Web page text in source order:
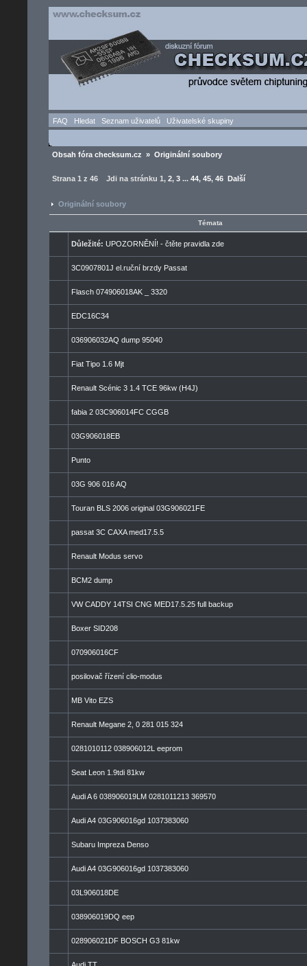
FAQ Hledat Seznam uživatelů Uživatelské skupiny
Obsah fóra checksum.cz » Originální soubory
Strana 1 z 46 Jdi na stránku 1, 2, 3 ... 44, 45, 46 Další
Originální soubory
Témata
Důležité: UPOZORNĚNÍ! - čtěte pravidla zde
3C0907801J el.ruční brzdy Passat
Flasch 074906018AK _ 3320
EDC16C34
036906032AQ dump 95040
Fiat Tipo 1.6 Mjt
Renault Scénic 3 1.4 TCE 96kw (H4J)
fabia 2 03C906014FC CGGB
03G906018EB
Punto
03G 906 016 AQ
Touran BLS 2006 original 03G906021FE
passat 3C CAXA med17.5.5
Renault Modus servo
BCM2 dump
VW CADDY 14TSI CNG MED17.5.25 full backup
Boxer SID208
070906016CF
posilovač řízení clio-modus
MB Vito EZS
Renault Megane 2, 0 281 015 324
0281010112 038906012L eeprom
Seat Leon 1.9tdi 81kw
Audi A 6 038906019LM 0281011213 369570
Audi A4 03G906016gd 1037383060
Subaru Impreza Denso
Audi A4 03G906016gd 1037383060
03L906018DE
038906019DQ eep
028906021DF BOSCH G3 81kw